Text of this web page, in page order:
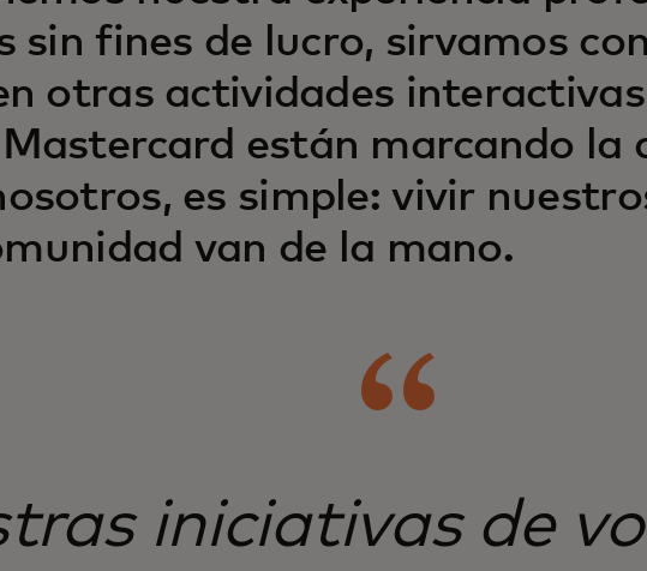
sin fines de lucro, sirvamos
otras actividades
están marcando la
es simple: vivir
van de la mano.
iniciativas de